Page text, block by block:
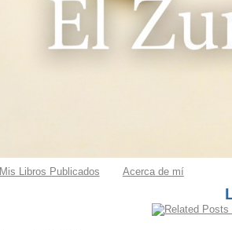
Mis Libros Publicados Acerca de mí